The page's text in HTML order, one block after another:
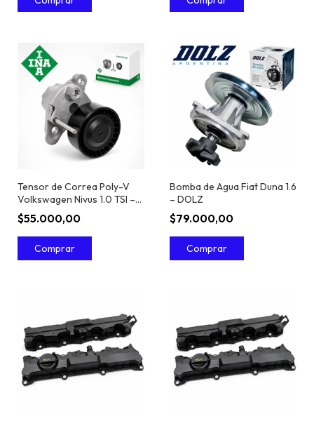
Tensor de Correa Poly-V
Volkswagen Nivus 1.0 TSI –
INA
$55.000,00
Bomba de Agua Fiat Duna 1.6
– DOLZ
$79.000,00